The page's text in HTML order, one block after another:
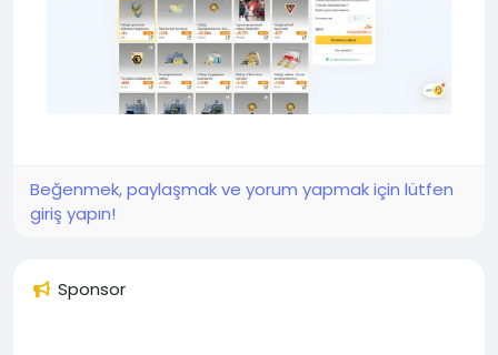
Beğenmek, paylaşmak ve yorum yapmak için lütfen
giriş yapın!
Sponsor